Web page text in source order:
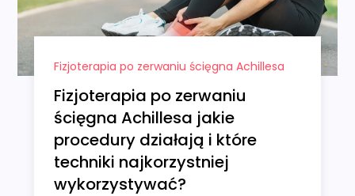
Fizjoterapia po zerwaniu ścięgna Achillesa
Fizjoterapia po zerwaniu
ścięgna Achillesa jakie
procedury działają i które
techniki najkorzystniej
wykorzystywać?